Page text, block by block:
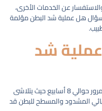
عن الخدمات الأخرى،
هل عملية شد البطن مؤلمة
شد
تبدأ نتائج عملية شد البطن في الظهور بعد مرور حوالي 8 أسابيع حيث يتلاشى
المشدود والمسطح للبطن قد